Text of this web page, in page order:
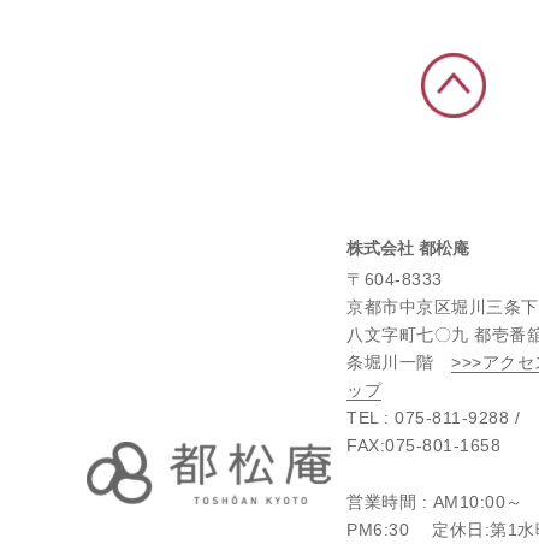
株式会社 都松庵
〒604-8333
京都市中京区堀川三条
八文字町七〇九 都壱番
条堀川一階>>>アクセ
ップ
TEL : 075-811-9288 /
FAX:075-801-1658
営業時間 : AM10:00～
PM6:30 定休日:第1水